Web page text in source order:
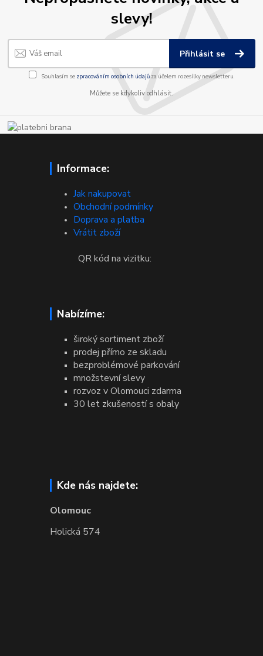
slevy!
Přihlásit se
Souhlasím se zpracováním osobních údajůza účelem rozesílky newsletteru.
Můžete se kdykoliv odhlásit.
Informace:
Jak nakupovat
Obchodní podmínky
Doprava a platba
Vrátit zboží
QR kód na vizitku:
Nabízíme:
široký sortiment zboží
prodej přímo ze skladu
bezproblémové parkování
množstevní slevy
rozvoz v Olomouci zdarma
30 let zkušeností s obaly
Kde nás najdete:
Olomouc
Holická 574